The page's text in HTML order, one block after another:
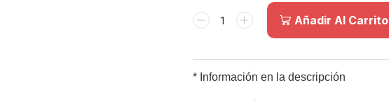
Añadir Al Carrito
* Información en la descripción